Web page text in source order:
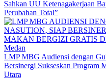
Sahkan UU Ketenagakerjaan
Perubahan Total”
Medan
LMP MBG Audiensi dengan
Bersinergi Sukseskan Program
Utara